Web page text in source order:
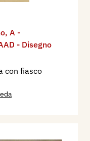
, A -
- Disegno
con fiasco